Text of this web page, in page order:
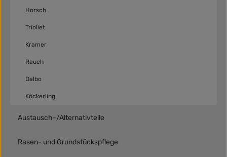
Horsch
Trioliet
Kramer
Rauch
Dalbo
Köckerling
Austausch-/Alternativteile
Rasen- und Grundstückspflege